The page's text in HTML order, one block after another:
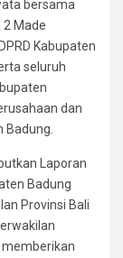
bersama
2 Made
Kabupaten
seluruh
dan
Badung.
Laporan
Badung
Provinsi Bali
memberikan